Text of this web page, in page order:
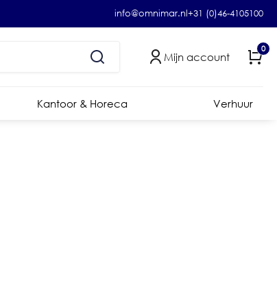
info@omnimar.nl+31 (0)46-4105100
Mijn account
0
Kantoor & Horeca Verhuur